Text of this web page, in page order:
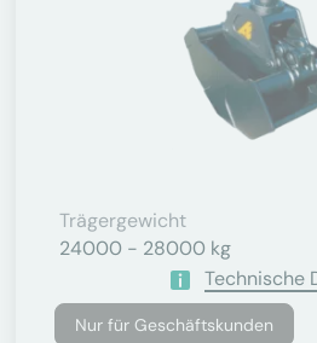
Trägergewicht
24000 - 28000 kg
Technische
Nur für Geschäftskunden